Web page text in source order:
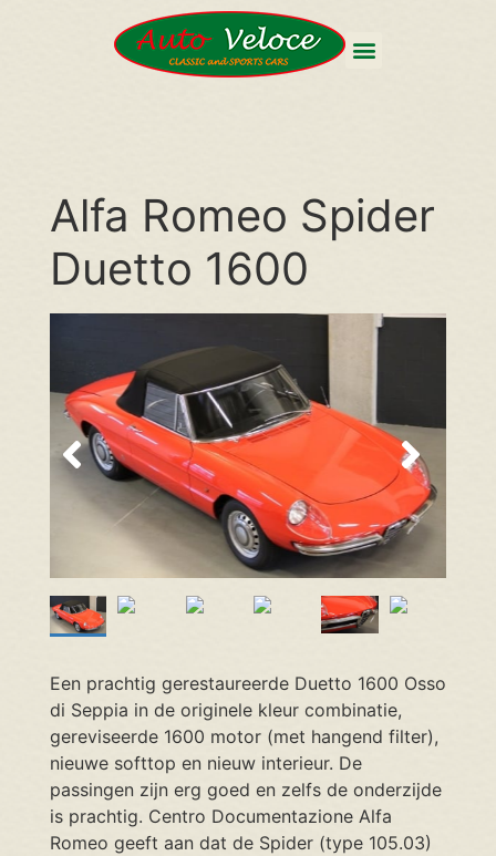
Alfa Romeo Spider
Duetto 1600
Een prachtig gerestaureerde Duetto 1600 Osso
di Seppia in de originele kleur combinatie,
gereviseerde 1600 motor (met hangend filter),
nieuwe softtop en nieuw interieur. De
passingen zijn erg goed en zelfs de onderzijde
is prachtig. Centro Documentazione Alfa
Romeo geeft aan dat de Spider (type 105.03)